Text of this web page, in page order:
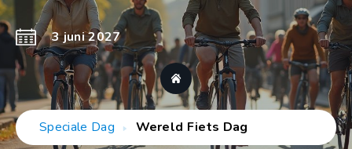
3 juni 2027
Speciale Dag Wereld Fiets Dag